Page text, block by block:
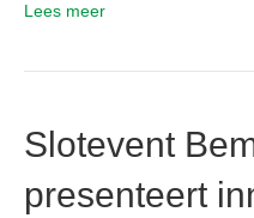
Lees meer
Slotevent
presenteert